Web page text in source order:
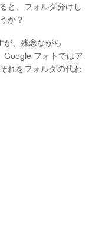
と、フォルダ分けし
か？
が、残念ながら
Google フォトではア
れをフォルダの代わ